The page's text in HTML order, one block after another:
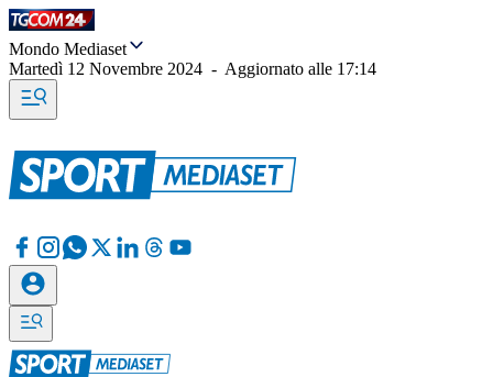
Mondo Mediaset
Martedì 12 Novembre 2024 - Aggiornato alle 17:14